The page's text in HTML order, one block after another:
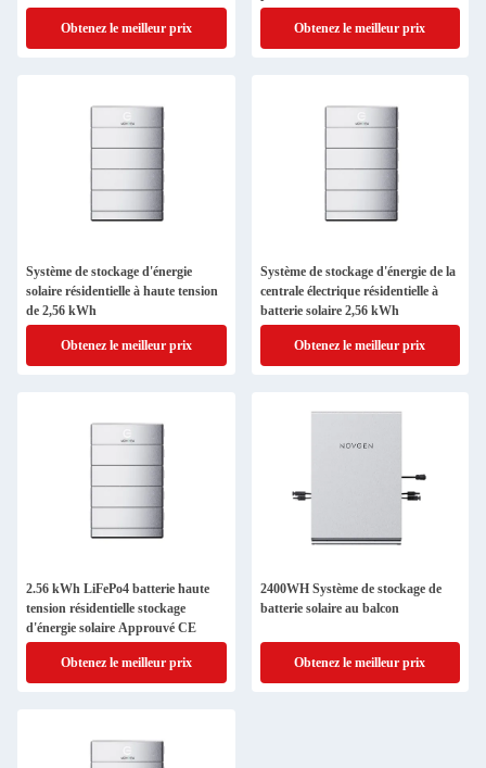
CAN
Obtenez le meilleur prix
Obtenez le meilleur prix
Système de stockage d'énergie
solaire résidentielle à haute tension
de 2,56 kWh
Obtenez le meilleur prix
Système de stockage d'énergie de la
centrale électrique résidentielle à
batterie solaire 2,56 kWh
Obtenez le meilleur prix
2.56 kWh LiFePo4 batterie haute
tension résidentielle stockage
d'énergie solaire Approuvé CE
Obtenez le meilleur prix
2400WH Système de stockage de
batterie solaire au balcon
Obtenez le meilleur prix